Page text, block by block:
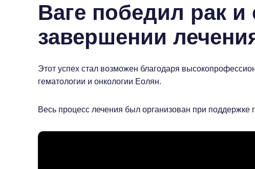
Ваге победил рак
завершении
Этот успех стал возможен благодаря
гематологии и онкологии Еолян.
Весь процесс лечения был организован при поддержке